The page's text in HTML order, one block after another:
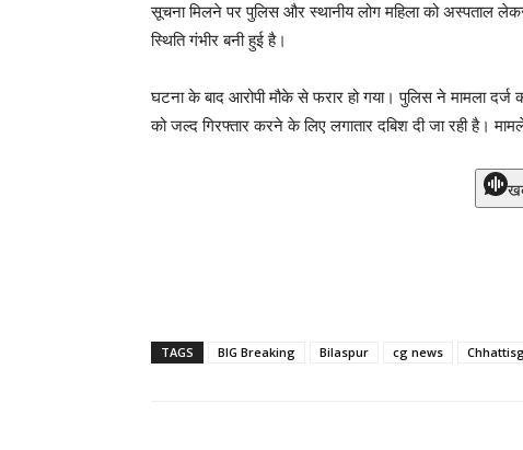
सूचना मिलने पर पुलिस और स्थानीय लोग महिला को अस्पताल
स्थिति गंभीर बनी हुई है।
घटना के बाद आरोपी मौके से फरार हो गया। पुलिस ने मामला
को जल्द गिरफ्तार करने के लिए लगातार दबिश दी जा रही है।
TAGS BIG Breaking Bilaspur cg news